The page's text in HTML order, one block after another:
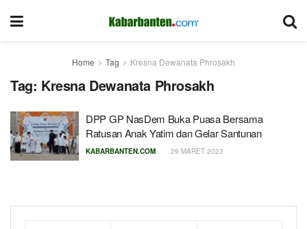
Home Tag Kresna Dewanata Phrosakh
Tag: Kresna Dewanata Phrosakh
DPP GP NasDem Buka Puasa Bersama
Ratusan Anak Yatim dan Gelar Santunan
KABARBANTEN.COM 29 MARET 2023